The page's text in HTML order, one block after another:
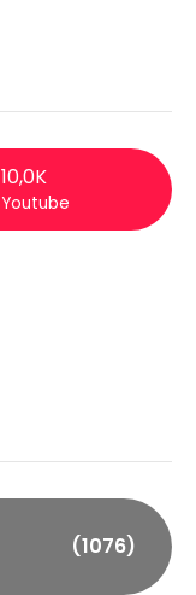
10,0K
Youtube
(1076)